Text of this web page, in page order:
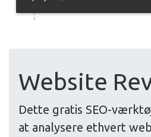
Website
Dette gratis SEO-
at analysere ethvert